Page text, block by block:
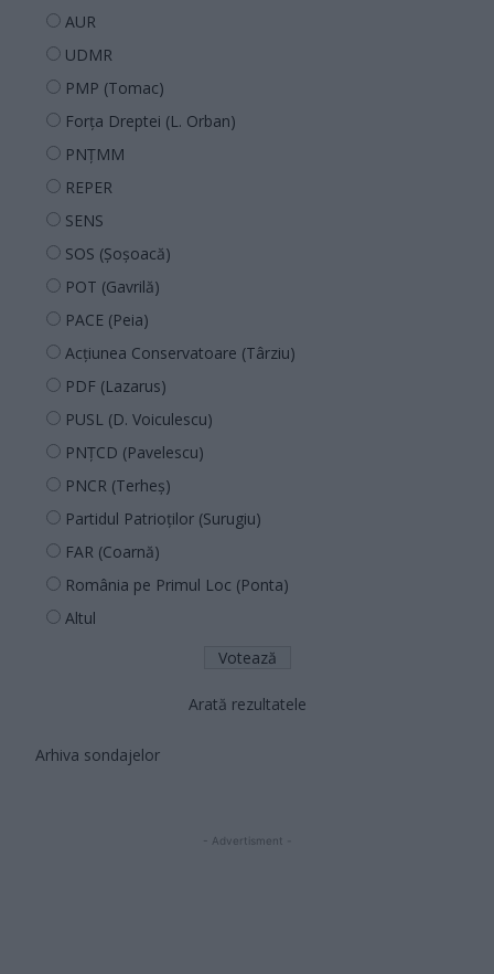
AUR
UDMR
PMP (Tomac)
Forța Dreptei (L. Orban)
PNȚMM
REPER
SENS
SOS (Șoșoacă)
POT (Gavrilă)
PACE (Peia)
Acțiunea Conservatoare (Târziu)
PDF (Lazarus)
PUSL (D. Voiculescu)
PNȚCD (Pavelescu)
PNCR (Terheș)
Partidul Patrioților (Surugiu)
FAR (Coarnă)
România pe Primul Loc (Ponta)
Altul
Arată rezultatele
Arhiva sondajelor
- Advertisment -